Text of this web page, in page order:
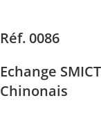
Réf. 0086
Echange
Chinonais